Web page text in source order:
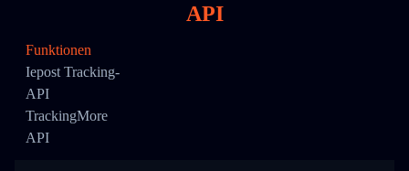
API
Funktionen
Iepost Tracking-
API
TrackingMore
API